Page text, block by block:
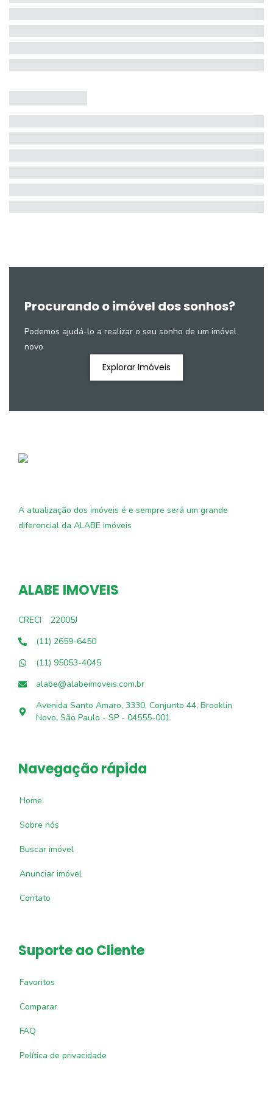
Procurando o imóvel dos sonhos?
Podemos ajudá-lo a realizar o seu sonho de um imóvel
novo
Explorar Imóveis
A atualização dos imóveis é e sempre será um grande
diferencial da ALABE imóveis
ALABE IMOVEIS
CRECI
22005J
(11) 2659-6450
(11) 95053-4045
alabe@alabeimoveis.com.br
Avenida Santo Amaro, 3330, Conjunto 44, Brooklin
Novo, São Paulo - SP - 04555-001
Navegação rápida
Home
Sobre nós
Buscar imóvel
Anunciar imóvel
Contato
Suporte ao Cliente
Favoritos
Comparar
FAQ
Política de privacidade